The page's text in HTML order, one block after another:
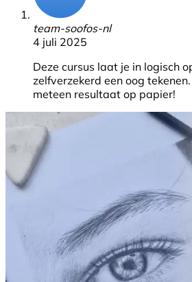
team-soofos-nl
4 juli 2025
Deze cursus laat je in logisch
zelfverzekerd een oog
meteen resultaat op papier!